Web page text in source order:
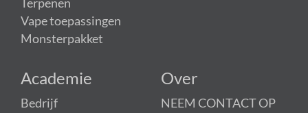
Terpenen
Vape toepassingen
Monsterpakket
Academie
Bedrijf
Over
NEEM CONTACT OP